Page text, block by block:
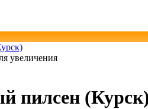
увеличения
пилсен